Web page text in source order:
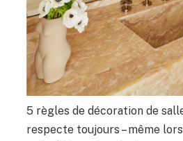
5 règles de décoration de
respecte toujours – même